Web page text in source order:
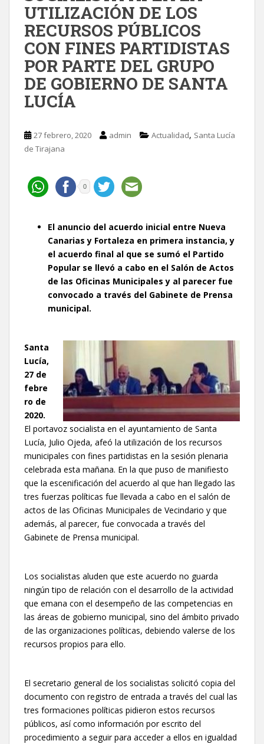
UTILIZACIÓN DE LOS
RECURSOS PÚBLICOS
CON FINES PARTIDISTAS
POR PARTE DEL GRUPO
DE GOBIERNO DE SANTA
LUCÍA
27 febrero, 2020 admin Actualidad, Santa Lucía
de Tirajana
0
El anuncio del acuerdo inicial entre Nueva
Canarias y Fortaleza en primera instancia, y
el acuerdo final al que se sumó el Partido
Popular se llevó a cabo en el Salón de Actos
de las Oficinas Municipales y al parecer fue
convocado a través del Gabinete de Prensa
municipal.
Santa
Lucía,
27 de
febre
ro de
2020.
El portavoz socialista en el ayuntamiento de Santa
Lucía, Julio Ojeda, afeó la utilización de los recursos
municipales con fines partidistas en la sesión plenaria
celebrada esta mañana. En la que puso de manifiesto
que la escenificación del acuerdo al que han llegado las
tres fuerzas políticas fue llevada a cabo en el salón de
actos de las Oficinas Municipales de Vecindario y que
además, al parecer, fue convocada a través del
Gabinete de Prensa municipal.
Los socialistas aluden que este acuerdo no guarda
ningún tipo de relación con el desarrollo de la actividad
que emana con el desempeño de las competencias en
las áreas de gobierno municipal, sino del ámbito privado
de las organizaciones políticas, debiendo valerse de los
recursos propios para ello.
El secretario general de los socialistas solicitó copia del
documento con registro de entrada a través del cual las
tres formaciones políticas pidieron estos recursos
públicos, así como información por escrito del
procedimiento a seguir para acceder a ellos en igualdad